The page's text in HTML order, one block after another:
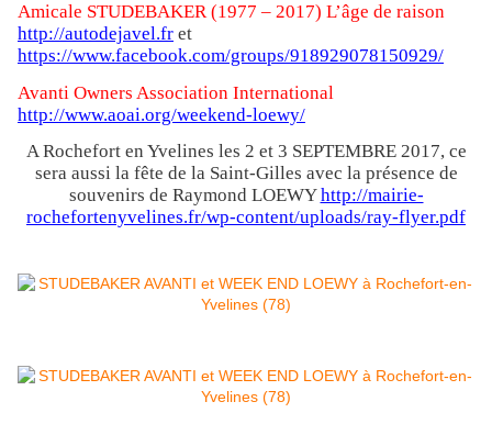
Amicale STUDEBAKER (1977 – 2017) L’âge de raison
http://autodejavel.fr et
https://www.facebook.com/groups/918929078150929/
Avanti Owners Association International
http://www.aoai.org/weekend-loewy/
A Rochefort en Yvelines les 2 et 3 SEPTEMBRE 2017, ce
sera aussi la fête de la Saint-Gilles avec la présence de
souvenirs de Raymond LOEWYhttp://mairie-
rochefortenyvelines.fr/wp-content/uploads/ray-flyer.pdf